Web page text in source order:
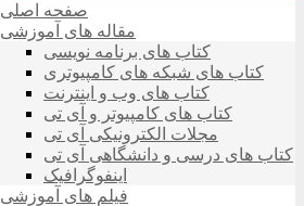
صفحه اصلی
مقاله های آموزشی
کتاب های برنامه نویسی
کتاب های شبکه های کامپیوتری
کتاب های وب و اینترنت
کتاب های کامپیوتر و آی تی
مجلات الکترونیکی آی تی
کتاب های درسی و دانشگاهی آی تی
اینفوگرافیک
فیلم های آموزشی